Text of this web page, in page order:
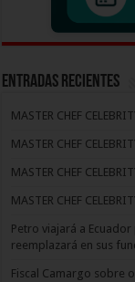
Entradas recientes
MASTER CHEF
MASTER CHEF
MASTER CHEF
MASTER CHEF
Petro viajará a
reemplazará en sus
Fiscal Camargo sobre